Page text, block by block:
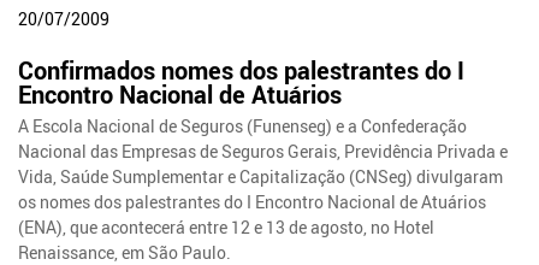
20/07/2009
Confirmados nomes dos palestrantes do I
Encontro Nacional de Atuários
A Escola Nacional de Seguros (Funenseg) e a Confederação
Nacional das Empresas de Seguros Gerais, Previdência Privada e
Vida, Saúde Sumplementar e Capitalização (CNSeg) divulgaram
os nomes dos palestrantes do I Encontro Nacional de Atuários
(ENA), que acontecerá entre 12 e 13 de agosto, no Hotel
Renaissance, em São Paulo.